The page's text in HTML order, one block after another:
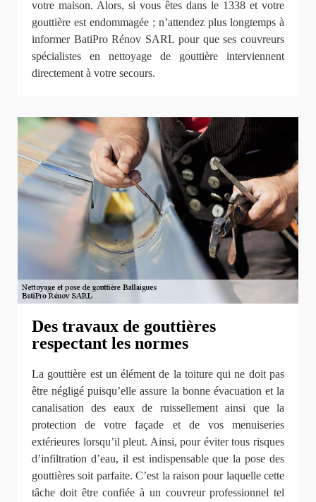
votre maison. Alors, si vous êtes dans le 1338 et votre
gouttière est endommagée ; n’attendez plus longtemps à
informer BatiPro Rénov SARL pour que ses couvreurs
spécialistes en nettoyage de gouttière interviennent
directement à votre secours.
Des travaux de gouttières
respectant les normes
La gouttière est un élément de la toiture qui ne doit pas
être négligé puisqu’elle assure la bonne évacuation et la
canalisation des eaux de ruissellement ainsi que la
protection de votre façade et de vos menuiseries
extérieures lorsqu’il pleut. Ainsi, pour éviter tous risques
d’infiltration d’eau, il est indispensable que la pose des
gouttières soit parfaite. C’est la raison pour laquelle cette
tâche doit être confiée à un couvreur professionnel tel